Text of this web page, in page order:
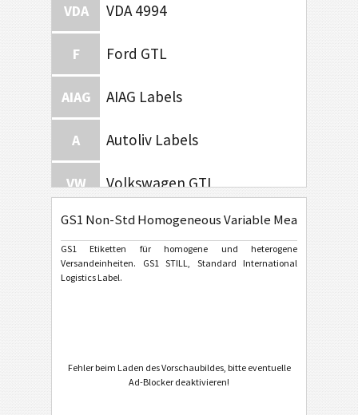
VDA VDA 4994
F Ford GTL
AIAG AIAG Labels
A Autoliv Labels
VW Volkswagen GTL
GM General Motors
CAT Caterpillar
GS1 Digital Link Data Matrix
GS1 Non-Std Homogeneous Variable Measure
GS1 Etiketten für homogene und heterogene
Versandeinheiten. GS1 STILL, Standard International
Logistics Label.
Fehler beim Laden des Vorschaubildes, bitte eventuelle
Ad-Blocker deaktivieren!